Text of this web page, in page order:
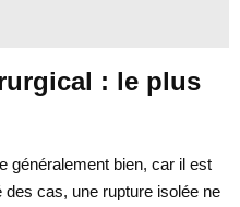
: le plus
généralement bien, car il est
cas, une rupture isolée ne